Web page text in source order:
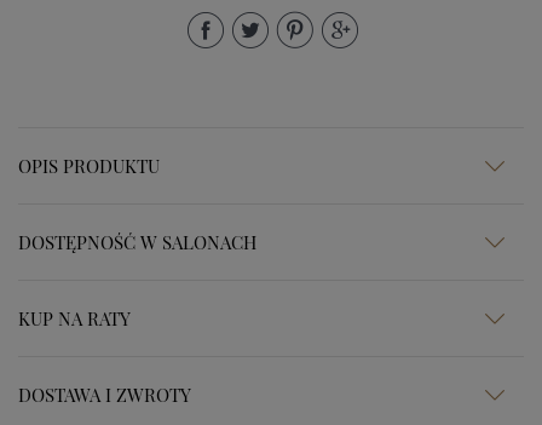
OPIS PRODUKTU
DOSTĘPNOŚĆ W SALONACH
KUP NA RATY
DOSTAWA I ZWROTY